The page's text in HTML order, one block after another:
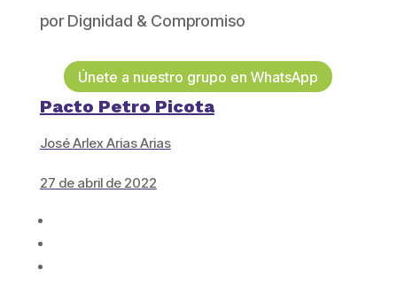
porDignidad & Compromiso
Únete a nuestro grupo en WhatsApp
Pacto Petro Picota
José Arlex Arias Arias
27 de abril de 2022